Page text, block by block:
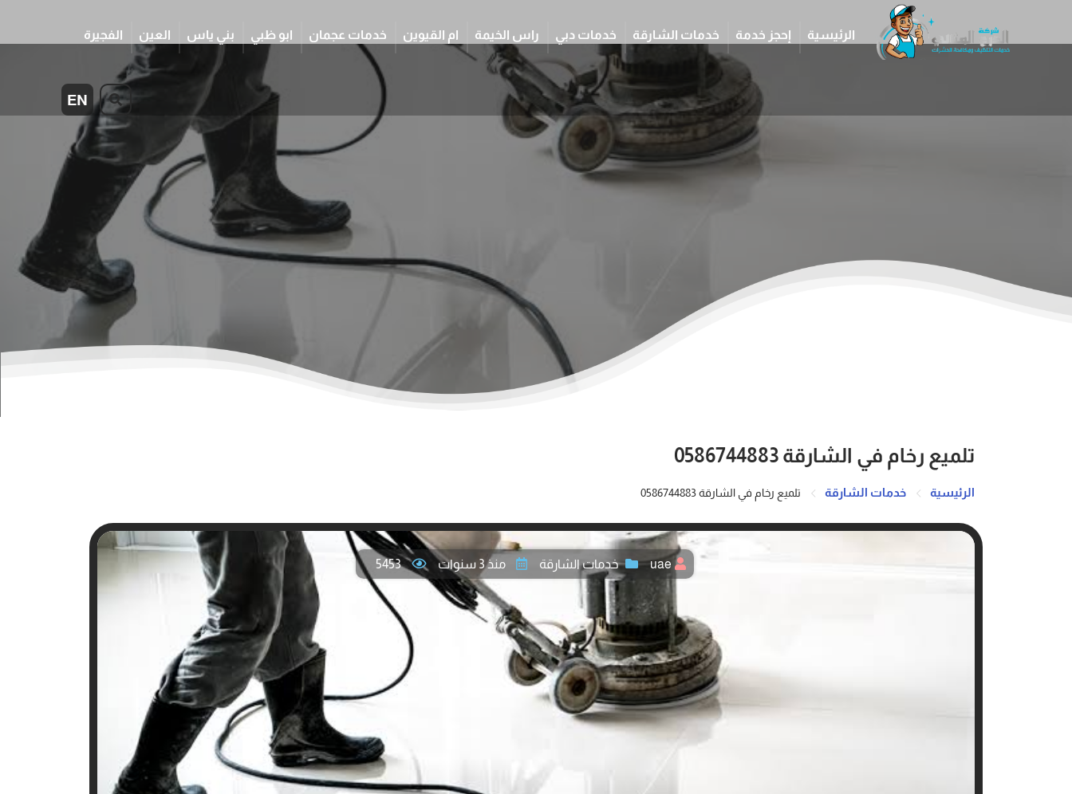
الرئيسية إحجز خدمة خدمات الشارقة خدمات دبي راس الخيمة ام القيوين خدمات عجمان ابو ظبي بني ياس العين الفجيرة
تلميع رخام في الشارقة 0586744883
الرئيسية خدمات الشارقة تلميع رخام في الشارقة 0586744883
uae خدمات الشارقة منذ 3 سنوات 5453